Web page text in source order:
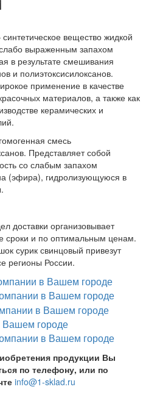
синтетическое вещество жидкой
выраженным запахом
в результате смешивания
и полиэтоксисилоксанов.
применение в качестве
материалов, а также как
керамических и
смесь
Представляет собой
со слабым запахом
(эфира), гидролизующуюся в
доставки организовывает
сроки и по оптимальным ценам.
сурик свинцовый привезут
регионы России.
продукции Вы
по телефону, или по
info@1-sklad.ru